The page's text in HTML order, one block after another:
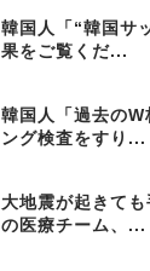
韓国人「“韓国サ
果をご覧くだ...
韓国人「過去の
ング検査をすり...
大地震が起きて
の医療チーム、...